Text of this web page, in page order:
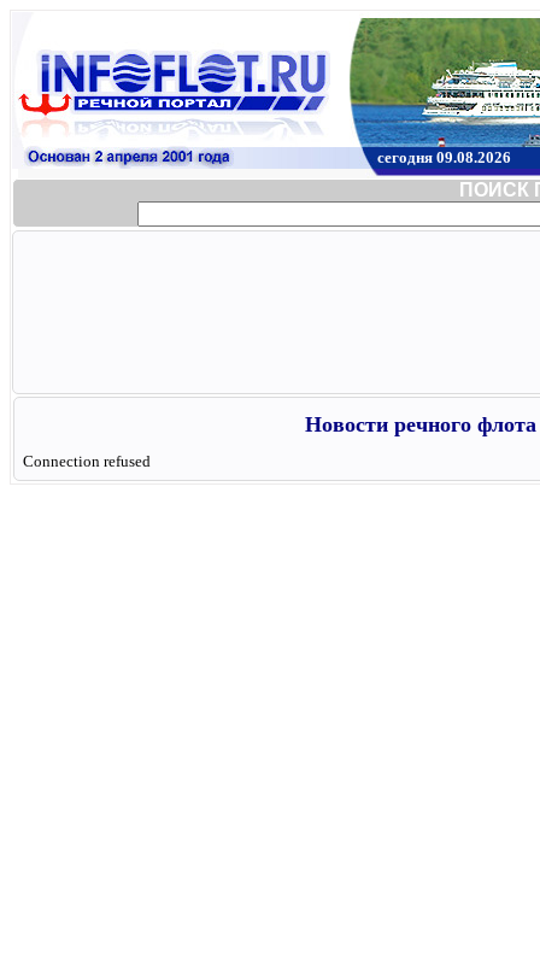
сегодня 09.08.2026
ПОИСК
Новости речного
Connection refused